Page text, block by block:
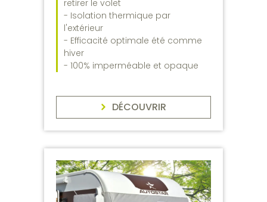
retirer le volet
- Isolation thermique par
l'extérieur
- Efficacité optimale été comme
hiver
- 100% imperméable et opaque
DÉCOUVRIR